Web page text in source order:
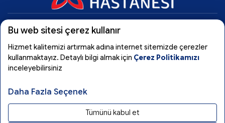
Algomed
Tıbbi Birimler
Kullanım Koşulları
Bu web sitesi çerez kullanır
Hizmet kalitemizi artırmak adına internet sitemizde çerezler
kullanmaktayız. Detaylı bilgi almak için Çerez Politikamızı
inceleyebilirsiniz
Daha Fazla Seçenek
Tümünü kabul et